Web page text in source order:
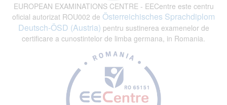
EUROPEAN EXAMINATIONS CENTRE - EECentre este centru
oficial autorizat ROU002 de Österreichisches Sprachdiplom
Deutsch-ÖSD (Austria) pentru sustinerea examenelor de
certificare a cunostintelor de limba germana, in Romania.